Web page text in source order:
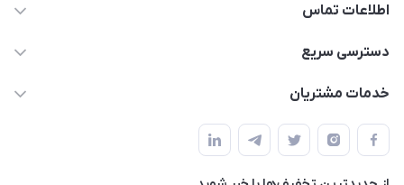
اطلاعات تماس
09398557137
سمت چپ (فروشگاه صوتی عباسی) - "تحویل حضوری فقط با
هماهنگی"
دسترسی سریع
لیست محصولات
حساب کاربری
تماس با ما
خدمات مشتریان
راهنما
پرسش های شما